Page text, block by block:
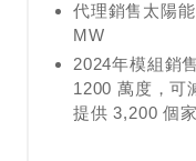
代理銷售太陽
MW
2024年模組銷
1200 萬度，可
提供 3,200 個